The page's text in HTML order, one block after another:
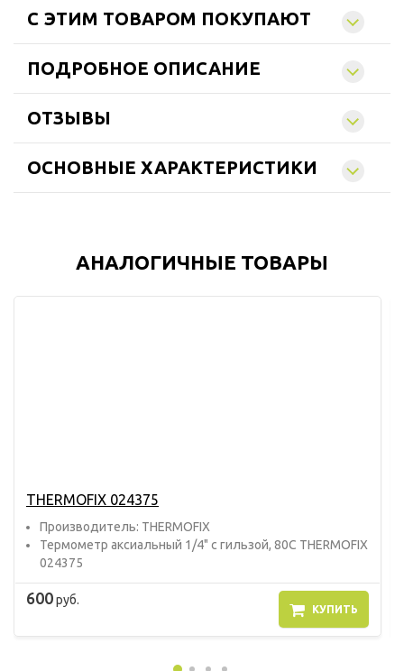
C ЭТИМ ТОВАРОМ ПОКУПАЮТ
ПОДРОБНОЕ ОПИСАНИЕ
ОТЗЫВЫ
ОСНОВНЫЕ ХАРАКТЕРИСТИКИ
АНАЛОГИЧНЫЕ ТОВАРЫ
THERMOFIX 024375
Прoизвoдитель: THERMOFIX
Термометр аксиальный 1/4" с гильзой, 80С THERMOFIX
024375
600руб.
КУПИТЬ